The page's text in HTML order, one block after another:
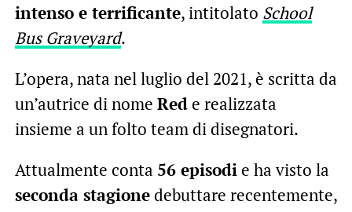
intenso e terrificante, intitolato School
Bus Graveyard.
L’opera, nata nel luglio del 2021, è scritta da
un’autrice di nome Rede realizzata
insieme a un folto team di disegnatori.
Attualmente conta 56 episodi e ha visto la
seconda stagionedebuttare recentemente,